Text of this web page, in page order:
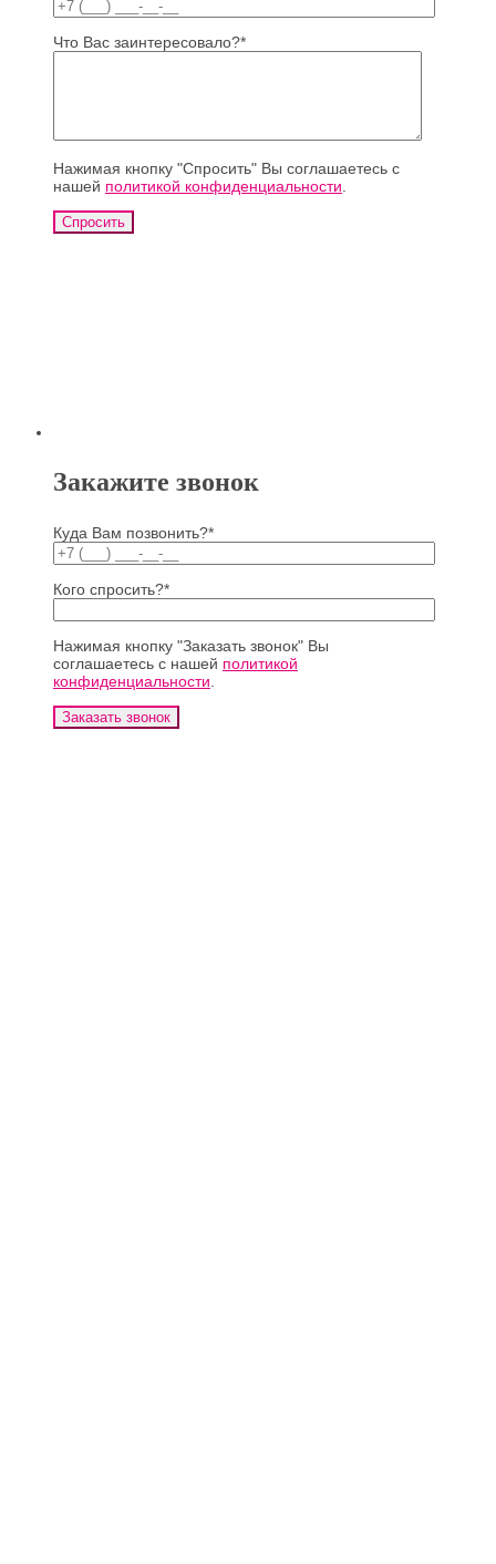
Что Вас заинтересовало?*
Нажимая кнопку "Спросить" Вы соглашаетесь с
нашей политикой конфиденциальности.
Закажите звонок
Куда Вам позвонить?*
Кого спросить?*
Нажимая кнопку "Заказать звонок" Вы
соглашаетесь с нашей политикой
конфиденциальности.